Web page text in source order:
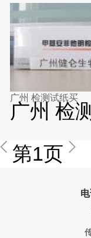
广州 检测试纸买
广州 检
第1页